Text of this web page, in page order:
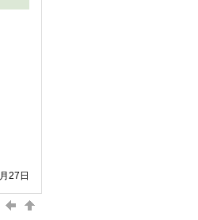
27日